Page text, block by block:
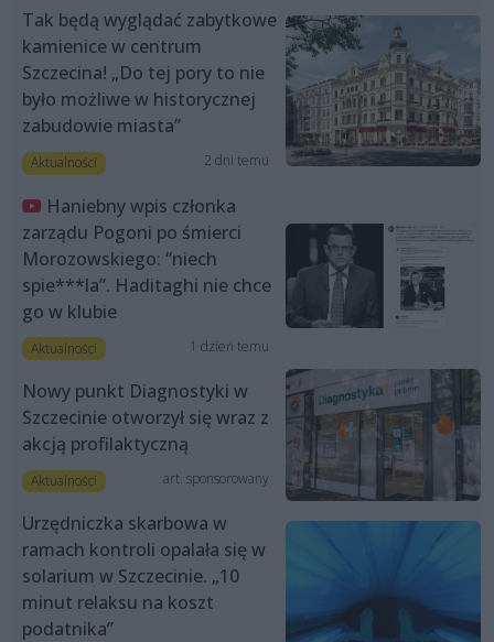
Tak będą wyglądać zabytkowe
kamienice w centrum
Szczecina! „Do tej pory to nie
było możliwe w historycznej
zabudowie miasta”
Aktualności 2 dni temu
Haniebny wpis członka
zarządu Pogoni po śmierci
Morozowskiego: “niech
spie***la”. Haditaghi nie chce
go w klubie
Aktualności 1 dzień temu
Nowy punkt Diagnostyki w
Szczecinie otworzył się wraz z
akcją profilaktyczną
Aktualności art. sponsorowany
Urzędniczka skarbowa w
ramach kontroli opalała się w
solarium w Szczecinie. „10
minut relaksu na koszt
podatnika”